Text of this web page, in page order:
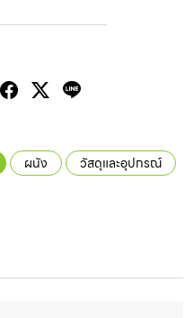
ผนัง วัสดุและอุปกรณ์